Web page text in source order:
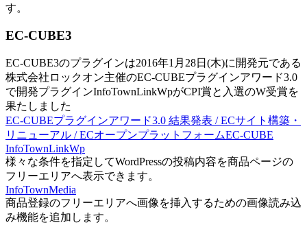
す。
EC-CUBE3
EC-CUBE3のプラグインは2016年1月28日(木)に開発元である
株式会社ロックオン主催のEC-CUBEプラグインアワード3.0
で開発プラグインInfoTownLinkWpがCPI賞と入選のW受賞を
果たしました
EC-CUBEプラグインアワード3.0 結果発表 / ECサイト構築・
リニューアル / ECオープンプラットフォームEC-CUBE
InfoTownLinkWp
様々な条件を指定してWordPressの投稿内容を商品ページの
フリーエリアへ表示できます。
InfoTownMedia
商品登録のフリーエリアへ画像を挿入するための画像読み込
み機能を追加します。